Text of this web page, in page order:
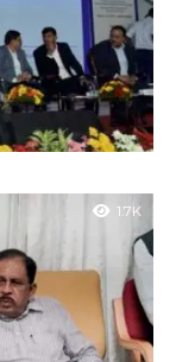
ಉತ್ತಮ
ಹೋಲಿಸಿದರೆ
ಎಂದು ಗೃಹ
ಮುಂಭಾಗದಲ್ಲಿ...
1.7K